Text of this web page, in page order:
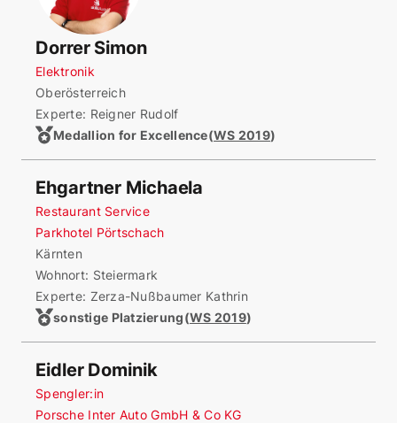
Dorrer Simon
Elektronik
Oberösterreich
Experte: Reigner Rudolf
Medallion for Excellence(WS 2019)
Ehgartner Michaela
Restaurant Service
Parkhotel Pörtschach
Kärnten
Wohnort: Steiermark
Experte: Zerza-Nußbaumer Kathrin
sonstige Platzierung(WS 2019)
Eidler Dominik
Spengler:in
Porsche Inter Auto GmbH & Co KG